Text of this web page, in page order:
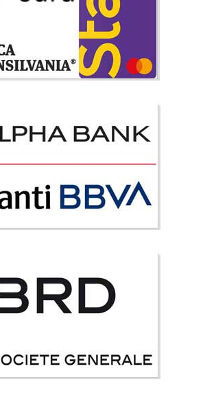
2.099 Lei
Stoc Epuizat - Indisponibil
Adauga la Favorite
3 locuri Marina
dintre cele doua culori calde si linia de
plus valoare oricarei sufrage..
3.122 Lei
1.999 Lei